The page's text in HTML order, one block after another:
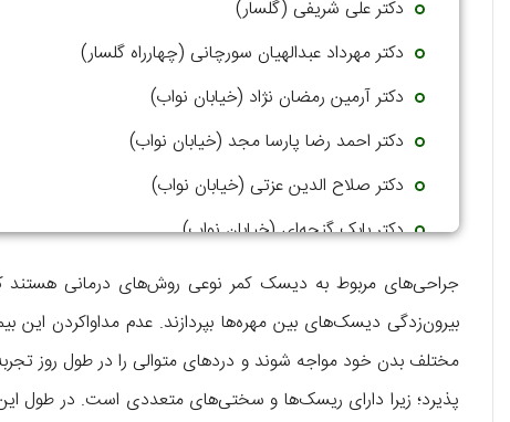
دکتر علی شریفی (گلسار)
دکتر مهرداد عبدالهیان سورچانی (چهارراه گلسار)
دکتر آرمین رمضان نژاد (خیابان نواب)
دکتر احمد رضا پارسا مجد (خیابان نواب)
دکتر صلاح الدین عزتی (خیابان نواب)
دکتر بابک گنجه‌ای (خیابان نواب)
جراحی‌های مربوط به دیسک کمر نوعی روش‌های درمانی هستند
بیرون‌زدگی دیسک‌های بین مهره‌ها بپردازند. عدم مداواکردن
مختلف بدن خود مواجه شوند و دردهای متوالی را در طول روز
پذیرد؛ زیرا دارای ریسک‌ها و سختی‌های متعددی است. در طول